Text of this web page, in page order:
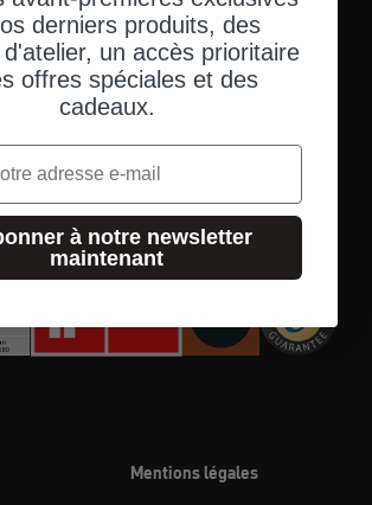
Mentions légales
derniers produits, des
un accès prioritaire
offres spéciales et des
cadeaux.
à notre newsletter
maintenant